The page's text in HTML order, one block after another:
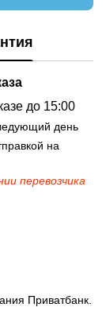
до 15:00
день
на
перевозчика
Приватбанк.